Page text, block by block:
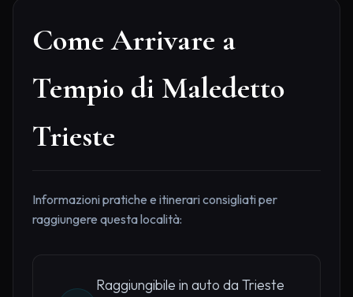
Come Arrivare a
Tempio di Maledetto
Trieste
Informazioni pratiche e itinerari consigliati per
raggiungere questa località:
Raggiungibile in auto da Trieste